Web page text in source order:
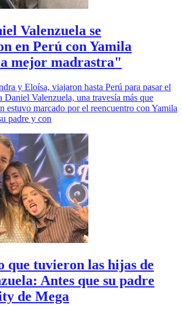
Valenzuela se
en Perú con Yamila
mejor madrastra"
y Eloísa, viajaron hasta Perú para pasar el
Daniel Valenzuela, una travesía más que
estuvo marcado por el reencuentro con Yamila
padre y con
que tuvieron las hijas de
Antes que su padre
de Mega